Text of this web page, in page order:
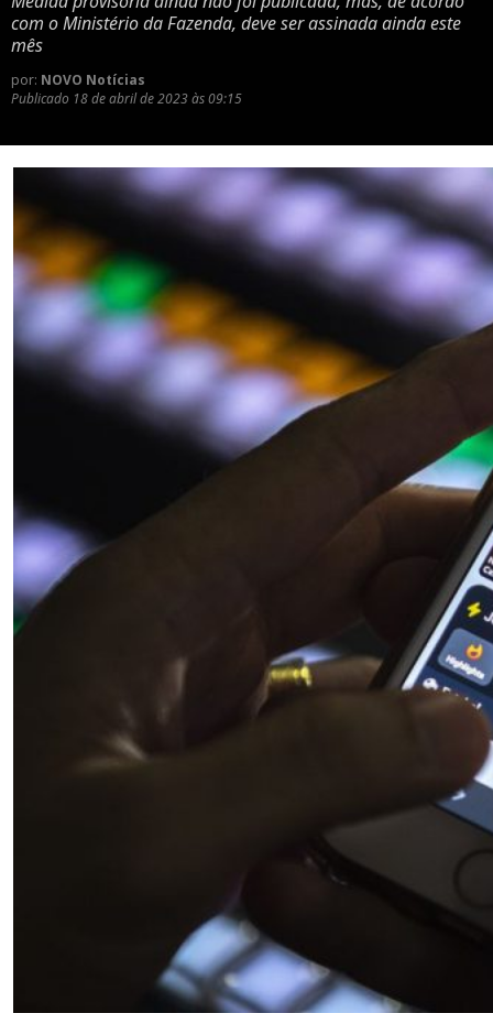
com o Ministério da Fazenda, deve ser assinada ainda este
mês
por: NOVO Notícias
Publicado 18 de abril de 2023 às 09:15